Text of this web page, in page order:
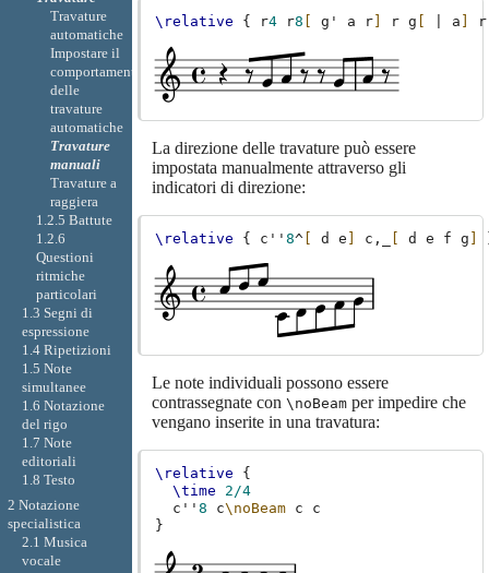
\relative { r4 r8 [ g' a r] r g [ a ] r
La direzione delle travature può essere
impostata manualmente attraverso gli
indicatori di direzione:
\relative { c'' 8^ d e c, d e f g
Le note individuali possono essere
contrassegnate con \noBeamper impedire che
vengano inserite in una travatura:
\relative
{
\time
2/4
c'' 8 c\noBeam c
c
}
Travature
automatiche
Impostare il
comportamento
delle
travature
automatiche
Travature
manuali
Travature a
raggiera
1.2.5 Battute
1.2.6
Questioni
ritmiche
particolari
1.3 Segni di
espressione
1.4 Ripetizioni
1.5 Note
simultanee
1.6 Notazione
del rigo
1.7 Note
editoriali
1.8 Testo
2 Notazione
specialistica
2.1 Musica
vocale